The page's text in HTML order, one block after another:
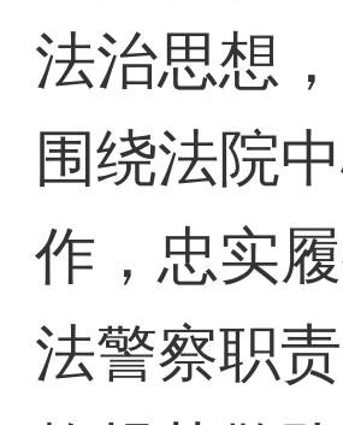
法治思想
围绕法院
作，忠实
法警察职